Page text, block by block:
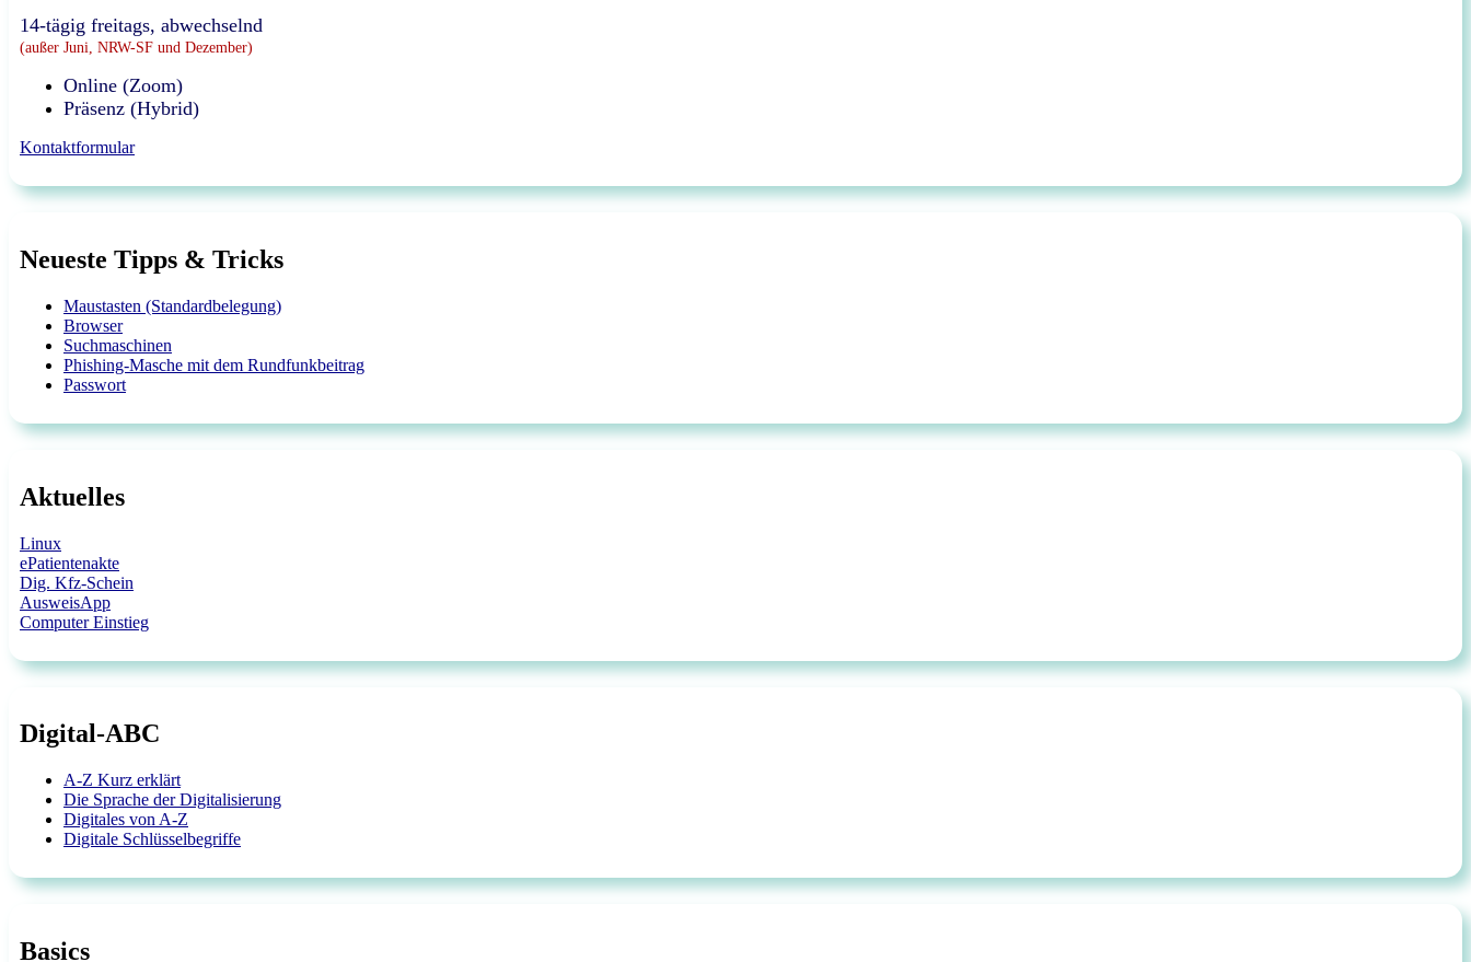
14-tägig freitags, abwechselnd
(außer Juni, NRW-SF und Dezember)
Online (Zoom)
Präsenz (Hybrid)
Kontaktformular
Neueste Tipps & Tricks
Maustasten (Standardbelegung)
Browser
Suchmaschinen
Phishing-Masche mit dem Rundfunkbeitrag
Passwort
Aktuelles
Linux
ePatientenakte
Dig. Kfz-Schein
AusweisApp
Computer Einstieg
Digital-ABC
A-Z Kurz erklärt
Die Sprache der Digitalisierung
Digitales von A-Z
Digitale Schlüsselbegriffe
Basics